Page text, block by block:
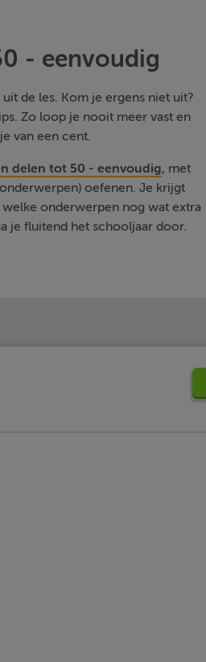
- eenvoudig
de les. Kom je ergens niet uit?
Zo loop je nooit meer vast en
van een cent.
delen tot 50 - eenvoudig, met
oefenen. Je krijgt
onderwerpen nog wat extra
je fluitend het schooljaar door.